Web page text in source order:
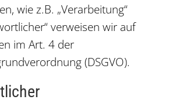
wie z.B. „Verarbeitung“
verweisen wir auf
im Art. 4 der
(DSGVO).